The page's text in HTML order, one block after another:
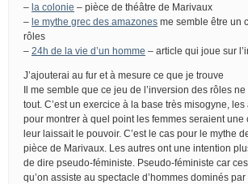
– la colonie – pièce de théâtre de Marivaux
– le mythe grec des amazones me semble être un
rôles
– 24h de la vie d’un homme – article qui joue sur
J’ajouterai au fur et à mesure ce que je trouve
Il me semble que ce jeu de l’inversion des rôles
tout. C’est un exercice à la base très misogyne, les
pour montrer à quel point les femmes seraient une
leur laissait le pouvoir. C’est le cas pour le mythe
pièce de Marivaux. Les autres ont une intention
de dire pseudo-féministe. Pseudo-féministe car
qu’on assiste au spectacle d’hommes dominés